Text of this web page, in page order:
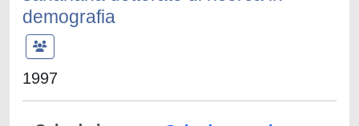
demografia
1997